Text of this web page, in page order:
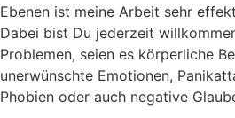
Ebenen ist meine Arbeit sehr
Dabei bist Du jederzeit
Problemen, seien es körperliche
unerwünschte Emotionen,
Phobien oder auch negative